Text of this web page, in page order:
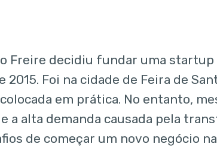
Freire decidiu fundar uma startup
Foi na cidade de Feira de
em prática. No entanto,
a alta demanda causada pela
de começar um novo negócio